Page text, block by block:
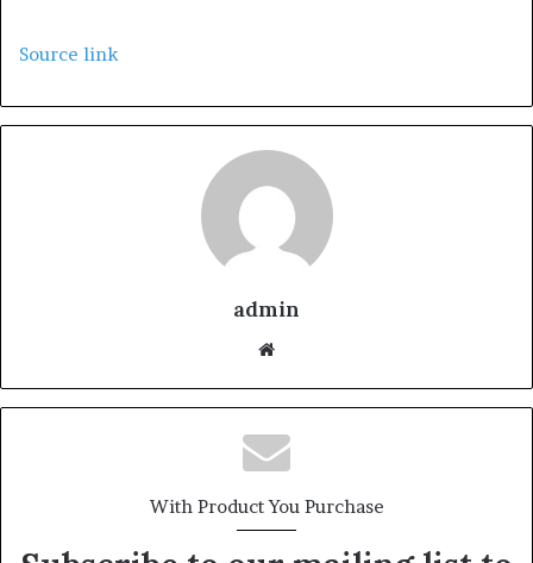
Source link
admin
te
With Product You Purchase